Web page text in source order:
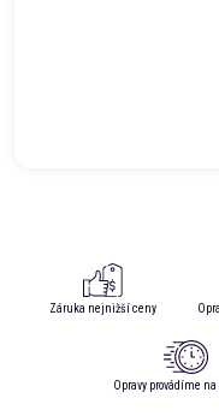
Záruka nejnižší ceny
Opravy provádíme